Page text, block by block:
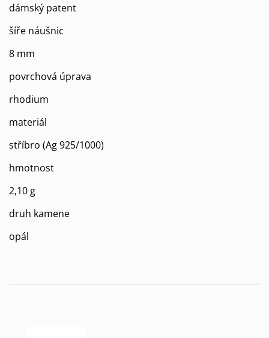
dámský patent
šíře náušnic
8 mm
povrchová úprava
rhodium
materiál
stříbro (Ag 925/1000)
hmotnost
2,10 g
druh kamene
opál